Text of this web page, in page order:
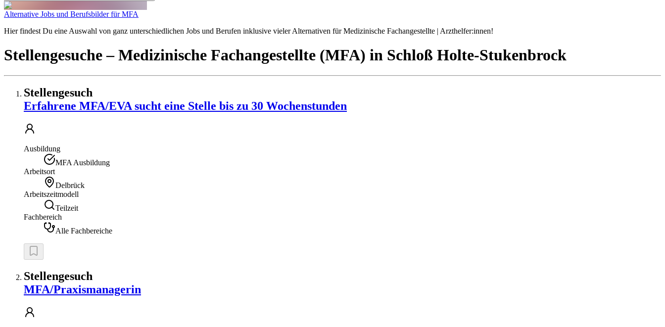
Alternative Jobs und Berufsbilder für MFA
Hier findest Du eine Auswahl von ganz unterschiedlichen Jobs und Berufen inklusive vieler Alternativen für Medizinische Fachangestellte | Arzthelfer:innen!
Stellengesuche– Medizinische Fachangestellte (MFA) in Schloß Holte-Stukenbrock
Stellengesuch
Erfahrene MFA/EVA sucht eine Stelle bis zu 30 Wochenstunden
Ausbildung
MFA Ausbildung
Arbeitsort
Delbrück
Arbeitszeitmodell
Teilzeit
Fachbereich
Alle Fachbereiche
Stellengesuch
MFA/Praxismanagerin